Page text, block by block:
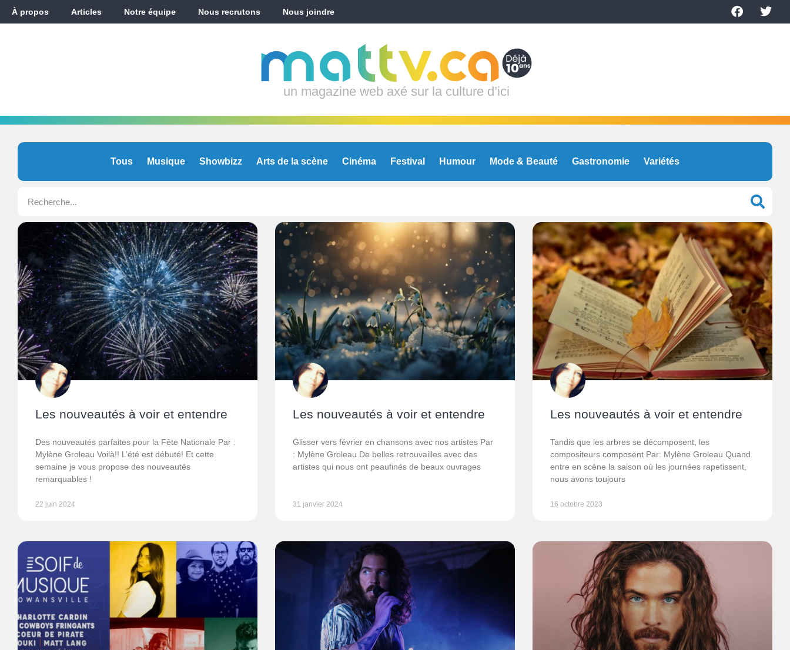
À propos Articles Notre équipe Nous recrutons Nous joindre
un magazine web axé sur la culture d’ici
Tous Musique Showbizz Arts de la scène Cinéma Festival Humour Mode & Beauté Gastronomie Variétés
Les nouveautés à voir et entendre
Des nouveautés parfaites pour la Fête Nationale Par :
Mylène Groleau Voilà!! L’été est débuté! Et cette
semaine je vous propose des nouveautés
remarquables !
22 juin 2024
Les nouveautés à voir et entendre
Glisser vers février en chansons avec nos artistes Par
: Mylène Groleau De belles retrouvailles avec des
artistes qui nous ont peaufinés de beaux ouvrages
31 janvier 2024
Les nouveautés à voir et entendre
Tandis que les arbres se décomposent, les
compositeurs composent Par: Mylène Groleau Quand
entre en scène la saison où les journées rapetissent,
nous avons toujours
16 octobre 2023